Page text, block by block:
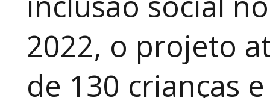
2022, o projeto
de 130 crianças